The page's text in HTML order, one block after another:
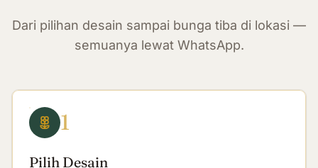
Dari pilihan desain sampai bunga tiba di lokasi —
semuanya lewat WhatsApp.
1
Pilih Desain